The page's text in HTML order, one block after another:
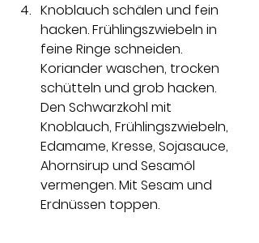
Knoblauch schälen und fein
hacken. Frühlingszwiebeln in
feine Ringe schneiden.
Koriander waschen, trocken
schütteln und grob hacken.
Den Schwarzkohl mit
Knoblauch, Frühlingszwiebeln,
Edamame, Kresse, Sojasauce,
Ahornsirup und Sesamöl
vermengen. Mit Sesam und
Erdnüssen toppen.